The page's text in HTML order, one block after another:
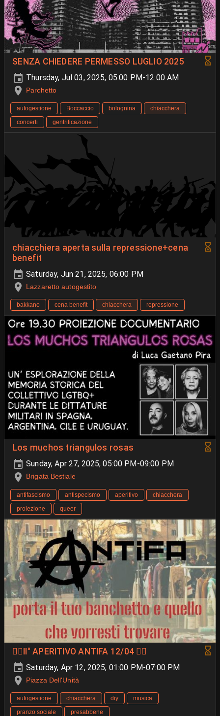
⁨SENZA CHIEDERE PERMESSO LUGLIO 2025
Thursday, Jul 03, 2025, 05:00 PM-12:00 AM
Parchetto
autogestione Boccaccio bolognina
chiacchera
concerti
gentrificazione
chiacchiera aperta sulla repressione+cena
benefit
Saturday, Jun 21, 2025, 06:00 PM
Lazzaretto autogestito
bakkano cena benefit chiacchera repressione
Los muchos triangulos rosas
Sunday, Apr 27, 2025, 05:00 PM-09:00 PM
Brigata Bestiale
antifascismo antispecismo aperitivo
chiacchera
proiezione
queer
❤️‍🔥II° APERITIVO ANTIFA 12/04 ❤️‍🔥
Saturday, Apr 12, 2025, 01:00 PM-07:00 PM
Piazza Dell'Unità
autogestione chiacchera diy
musica
pranzo sociale
presabbene